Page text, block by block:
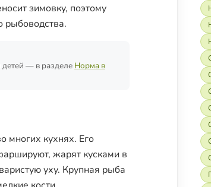
зимовку, поэтому
рыбоводства.
детей — в разделе Норма в
многих кухнях. Его
жарят кусками в
уху. Крупная рыба